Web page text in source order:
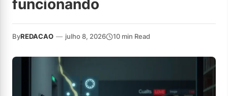
funcionando
ByREDACAO — julho 8, 2026 10 min Read